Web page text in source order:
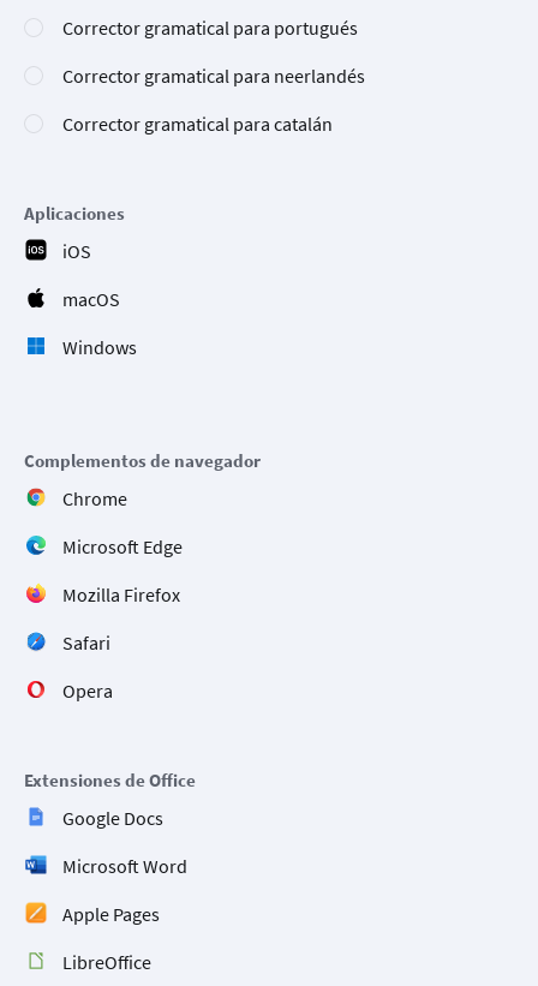
Corrector gramatical para portugués
Corrector gramatical para neerlandés
Corrector gramatical para catalán
Aplicaciones
iOS
macOS
Windows
Complementos de navegador
Chrome
Microsoft Edge
Mozilla Firefox
Safari
Opera
Extensiones de Office
Google Docs
Microsoft Word
Apple Pages
LibreOffice